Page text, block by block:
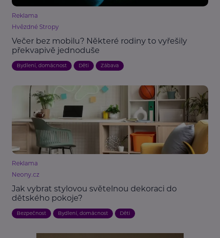
Reklama
Hvězdné Stropy
Večer bez mobilu? Některé rodiny to vyřešily
překvapivě jednoduše
Bydlení, domácnost Děti Zábava
Reklama
Neony.cz
Jak vybrat stylovou světelnou dekoraci do
dětského pokoje?
Bezpečnost Bydlení, domácnost Děti